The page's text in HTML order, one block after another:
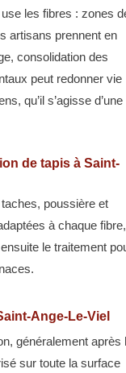
les fibres : zones
artisans prennent en
consolidation des
peut redonner vie
qu’il s’agisse d’une
de tapis à Saint-
poussière et
à chaque fibre,
le traitement
Ange-Le-Viel
généralement après
sur toute la surface